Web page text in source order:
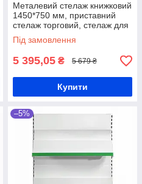
Металевий стелаж книжковий
1450*750 мм, приставний
стелаж торговий, стелаж для
книг в магазин, металевий
стенд для книг, стійка
Під замовлення
5 395,05 ₴ 5 679 ₴
Купити
–5%